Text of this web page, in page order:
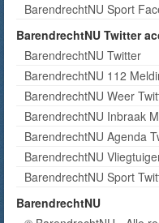
BarendrechtNU Sport
BarendrechtNU Twitter
BarendrechtNU Twitter
BarendrechtNU 112
BarendrechtNU Weer
BarendrechtNU Inbraak
BarendrechtNU Agenda
BarendrechtNU
BarendrechtNU Sport
BarendrechtNU